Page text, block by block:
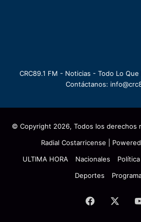
CRC89.1 FM - Noticias - Todo Lo
Contáctanos:
© Copyright 2026, Todos los derechos
Radial Costarricense |
ULTIMA HORA
Nacionales Política
Deportes
Facebook